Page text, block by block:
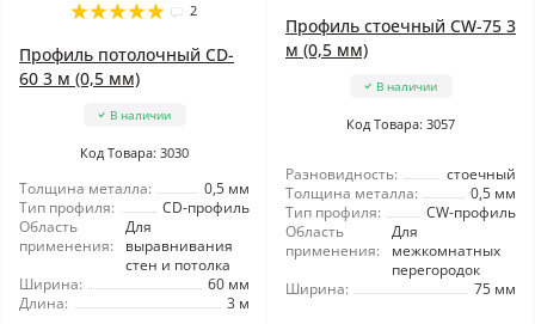
2
Профиль потолочный CD-
60 3 м (0,5 мм)
В наличии
Код Товара: 3030
Толщина металла:
0,5 мм
Тип профиля:
CD-профиль
Область
применения:
Для
выравнивания
стен и потолка
Ширина:
60 мм
Длина:
3 м
Профиль стоечный CW-75 3
м (0,5 мм)
В наличии
Код Товара: 3057
Разновидность:
стоечный
Толщина металла:
0,5 мм
Тип профиля:
CW-профиль
Область
применения:
Для
межкомнатных
перегородок
Ширина:
75 мм